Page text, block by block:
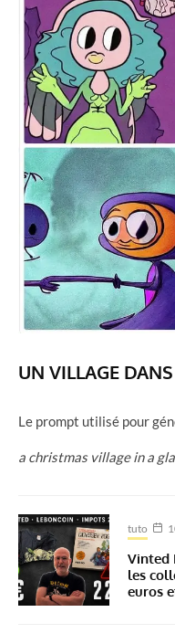
UN VILLAGE
Le prompt utilisé pour
a christmas village in a
tuto
Vinted
les
euros